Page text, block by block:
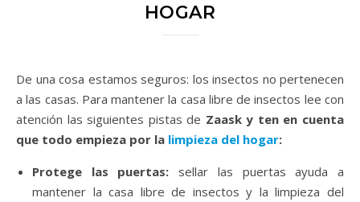
HOGAR
De una cosa estamos seguros: los insectos no pertenecen
a las casas. Para mantener la casa libre de insectos lee con
atención las siguientes pistas de Zaask y ten en cuenta
que todo empieza por la limpieza del hogar:
Protege las puertas: sellar las puertas ayuda a
mantener la casa libre de insectos y la limpieza del